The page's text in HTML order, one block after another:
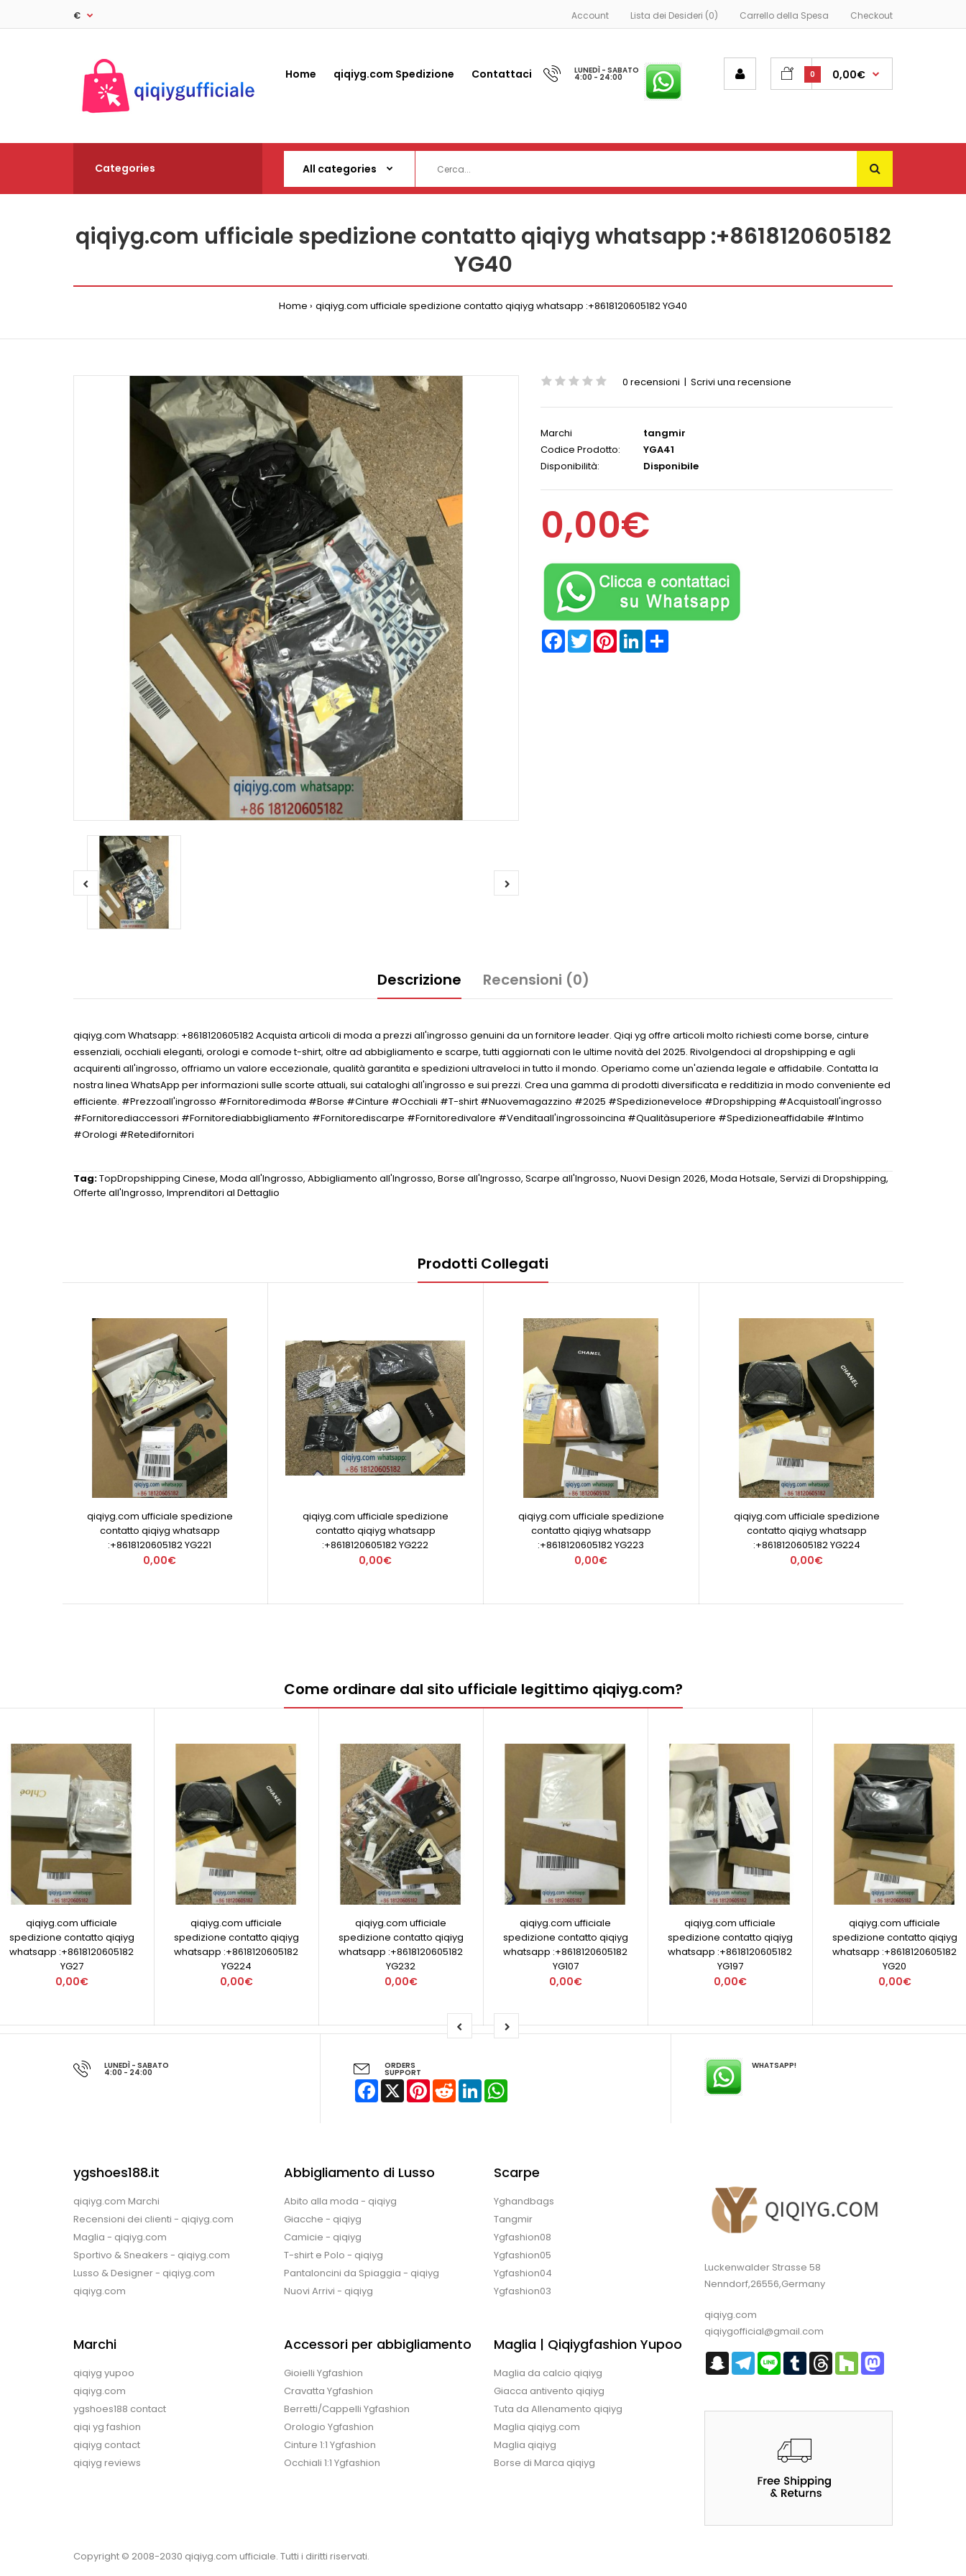
Account Lista dei Desideri (0) Carrello della Spesa Checkout
€
Home qiqiyg.com Spedizione Contattaci LUNEDÌ - SABATO
4:00 - 24:00 0 0,00€
Categories
qiqiyg.com ufficiale spedizione contatto qiqiyg whatsapp :+8618120605182
YG40
Home qiqiyg.com ufficiale spedizione contatto qiqiyg whatsapp :+8618120605182 YG40
0 recensioni | Scrivi una recensione
Marchi
tangmir
Codice Prodotto:
YGA41
Disponibilità:
Disponibile
0,00€
Facebook
TwitterPinterestLinkedIn
Descrizione Recensioni (0)
qiqiyg.com Whatsapp: +8618120605182 Acquista articoli di moda a prezzi all'ingrosso genuini da un fornitore leader. Qiqi yg offre articoli molto richiesti come borse, cinture
essenziali, occhiali eleganti, orologi e comode t-shirt, oltre ad abbigliamento e scarpe, tutti aggiornati con le ultime novità del 2025. Rivolgendoci al dropshipping e agli
acquirenti all'ingrosso, offriamo un valore eccezionale, qualità garantita e spedizioni ultraveloci in tutto il mondo. Operiamo come un'azienda legale e affidabile. Contatta la
nostra linea WhatsApp per informazioni sulle scorte attuali, sui cataloghi all'ingrosso e sui prezzi. Crea una gamma di prodotti diversificata e redditizia in modo conveniente ed
efficiente. #Prezzoall'ingrosso #Fornitoredimoda #Borse #Cinture #Occhiali #T-shirt #Nuovemagazzino #2025 #Spedizioneveloce #Dropshipping #Acquistoall'ingrosso
#Fornitorediaccessori #Fornitorediabbigliamento #Fornitorediscarpe #Fornitoredivalore #Venditaall'ingrossoincina #Qualitàsuperiore #Spedizioneaffidabile #Intimo
#Orologi #Retedifornitori
Tag:TopDropshipping Cinese, Moda all'Ingrosso, Abbigliamento all'Ingrosso, Borse all'Ingrosso, Scarpe all'Ingrosso, Nuovi Design 2026, Moda Hotsale, Servizi di Dropshipping,
Offerte all'Ingrosso, Imprenditori al Dettaglio
Prodotti Collegati
qiqiyg.com ufficiale spedizione
contatto qiqiyg whatsapp
:+8618120605182 YG221
0,00€
qiqiyg.com ufficiale spedizione
contatto qiqiyg whatsapp
:+8618120605182 YG222
0,00€
qiqiyg.com ufficiale spedizione
contatto qiqiyg whatsapp
:+8618120605182 YG223
0,00€
qiqiyg.com ufficiale spedizione
contatto qiqiyg whatsapp
:+8618120605182 YG224
0,00€
Come ordinare dal sito ufficiale legittimo qiqiyg.com?
qiqiyg.com ufficiale
spedizione contatto qiqiyg
whatsapp :+8618120605182
YG27
0,00€
qiqiyg.com ufficiale
spedizione contatto qiqiyg
whatsapp :+8618120605182
YG224
0,00€
qiqiyg.com ufficiale
spedizione contatto qiqiyg
whatsapp :+8618120605182
YG232
0,00€
qiqiyg.com ufficiale
spedizione contatto qiqiyg
whatsapp :+8618120605182
YG107
0,00€
qiqiyg.com ufficiale
spedizione contatto qiqiyg
whatsapp :+8618120605182
YG197
0,00€
qiqiyg.com ufficiale
spedizione contatto qiqiyg
whatsapp :+8618120605182
YG20
0,00€
LUNEDÌ - SABATO
4:00 - 24:00
ORDERS
SUPPORT
Facebook
X PinterestRedditLinkedIn
WHATSAPP!
ygshoes188.it
qiqiyg.com Marchi
Recensioni dei clienti - qiqiyg.com
Maglia - qiqiyg.com
Sportivo & Sneakers - qiqiyg.com
Lusso & Designer - qiqiyg.com
qiqiyg.com
Marchi
qiqiyg yupoo
qiqiyg.com
ygshoes188 contact
qiqi yg fashion
qiqiyg contact
qiqiyg reviews
Abbigliamento di Lusso
Abito alla moda - qiqiyg
Giacche - qiqiyg
Camicie - qiqiyg
T-shirt e Polo - qiqiyg
Pantaloncini da Spiaggia - qiqiyg
Nuovi Arrivi - qiqiyg
Accessori per abbigliamento
Gioielli Ygfashion
Cravatta Ygfashion
Berretti/Cappelli Ygfashion
Orologio Ygfashion
Cinture 1:1 Ygfashion
Occhiali 1:1 Ygfashion
Scarpe
Yghandbags
Tangmir
Ygfashion08
Ygfashion05
Ygfashion04
Ygfashion03
Maglia | Qiqiygfashion Yupoo
Maglia da calcio qiqiyg
Giacca antivento qiqiyg
Tuta da Allenamento qiqiyg
Maglia qiqiyg.com
Maglia qiqiyg
Borse di Marca qiqiyg
Luckenwalder Strasse 58
Nenndorf,26556,Germany
qiqiyg.com
qiqiygofficial@gmail.com
SnapchatTelegram
Line TumblrThreadsHouzzMastodon
Copyright © 2008-2030 qiqiyg.com ufficiale. Tutti i diritti riservati.